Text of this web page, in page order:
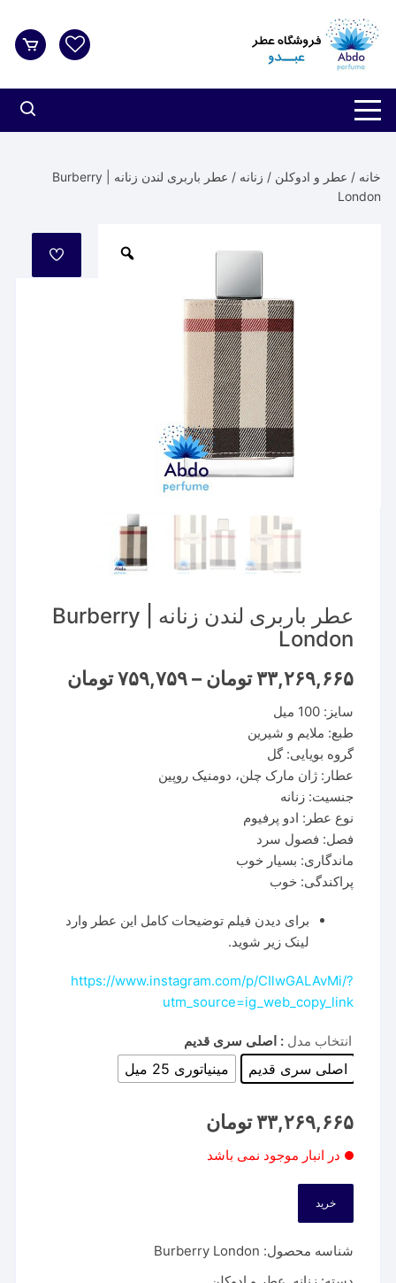
شدن
خانه / عطر و ادوکلن / زنانه
/ عطر باربری لندن زنانه | Burberry
London
مورد
علاقه
عطر باربری لندن زنانه | Burberry
London
۳۳,۲۶۹,۶۶۵ تومان – ۷۵۹,۷۵۹ تومان
سایز: 100 میل
طبع: ملایم و شیرین
گروه بویایی: گل
عطار: ژان مارک چلن، دومنیک روپین
جنسیت: زنانه
نوع عطر: ادو پرفیوم
فصل: فصول سرد
ماندگاری: بسیار خوب
پراکندگی: خوب
برای دیدن فیلم توضیحات کامل این عطر وارد
لینک زیر شوید.
https://www.instagram.com/p/CIlwGALAvMi/?
utm_source=ig_web_copy_link
انتخاب مدل : اصلی سری قدیم
اصلی سری قدیم مینیاتوری 25 میل
۳۳,۲۶۹,۶۶۵ تومان
در انبار موجود نمی باشد
خرید
شناسه محصول: Burberry London